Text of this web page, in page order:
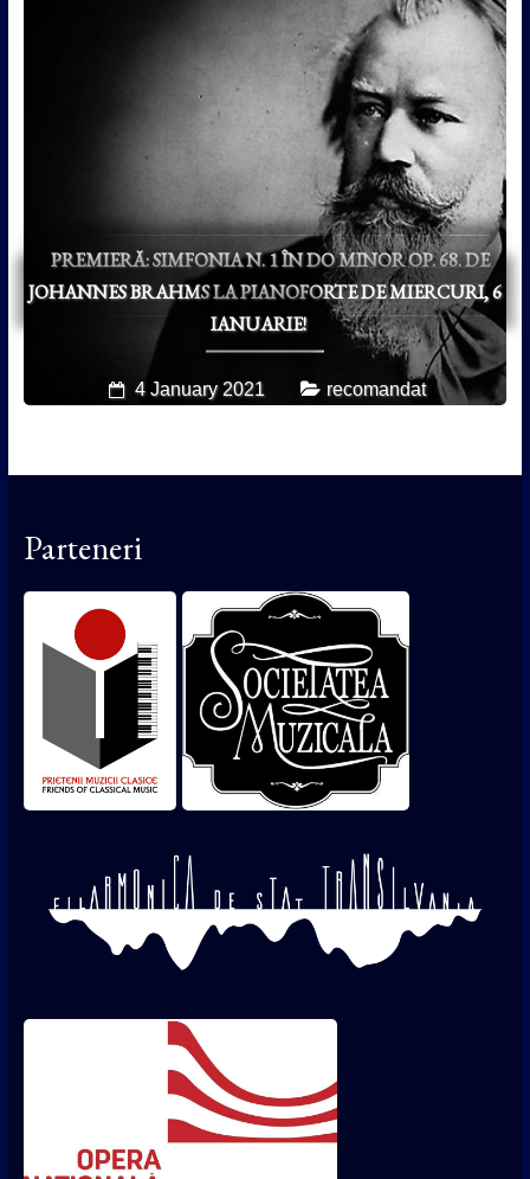
PREMIERĂ: SIMFONIA N. 1 ÎN DO MINOR OP. 68. DE
JOHANNES BRAHMS LA PIANOFORTE DE MIERCURI, 6
IANUARIE!
4 January 2021 recomandat
Parteneri